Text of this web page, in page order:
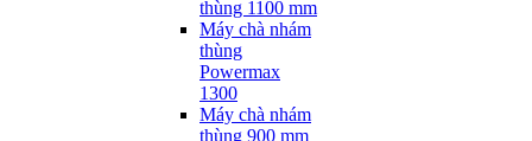
thùng 1100 mm
Máy chà nhám
thùng
Powermax
1300
Máy chà nhám
thùng 900 mm